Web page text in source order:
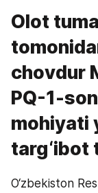
Olot
chovdur
PQ-1-
mohiyati
targ‘ibot
O‘zbekiston